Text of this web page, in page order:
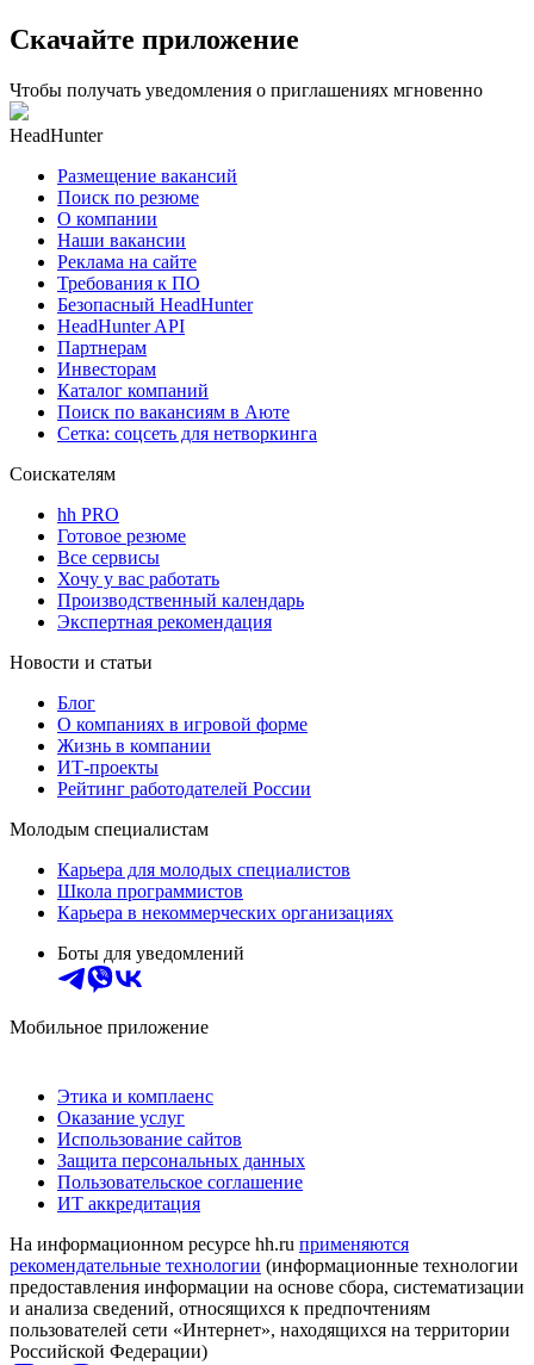
Скачайте приложение
Чтобы получать уведомления о приглашениях мгновенно
HeadHunter
Размещение вакансий
Поиск по резюме
О компании
Наши вакансии
Реклама на сайте
Требования к ПО
Безопасный HeadHunter
HeadHunter API
Партнерам
Инвесторам
Каталог компаний
Поиск по вакансиям в Аюте
Сетка: соцсеть для нетворкинга
Соискателям
hh PRO
Готовое резюме
Все сервисы
Хочу у вас работать
Производственный календарь
Экспертная рекомендация
Новости и статьи
Блог
О компаниях в игровой форме
Жизнь в компании
ИТ-проекты
Рейтинг работодателей России
Молодым специалистам
Карьера для молодых специалистов
Школа программистов
Карьера в некоммерческих организациях
Боты для уведомлений
Мобильное приложение
Этика и комплаенс
Оказание услуг
Использование сайтов
Защита персональных данных
Пользовательское соглашение
ИТ аккредитация
На информационном ресурсе hh.ru применяются
рекомендательные технологии (информационные технологии
предоставления информации на основе сбора, систематизации
и анализа сведений, относящихся к предпочтениям
пользователей сети «Интернет», находящихся на территории
Российской Федерации)